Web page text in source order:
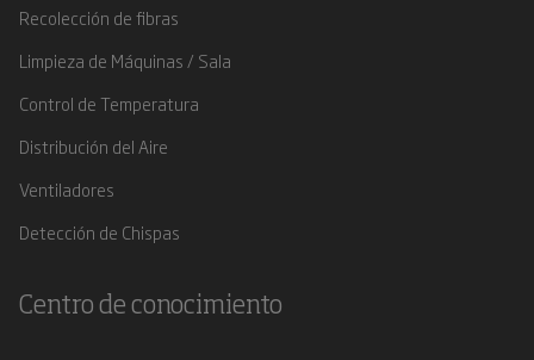
Recolección de fibras
Limpieza de Máquinas / Sala
Control de Temperatura
Distribución del Aire
Ventiladores
Detección de Chispas
Centro de conocimiento